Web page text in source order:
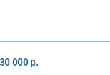
30 000 р.